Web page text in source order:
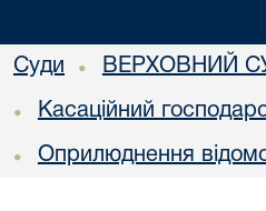
Суди • ВЕРХОВНИЙ
• Касаційний
• Оприлюднення